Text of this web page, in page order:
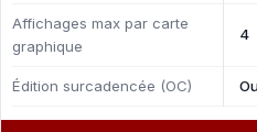
Affichages max par carte
graphique
4
Édition surcadencée (OC)